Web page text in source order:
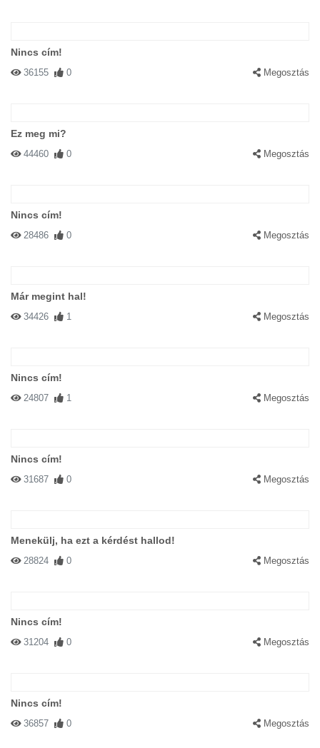
Nincs cím!
36155 0 Megosztás
Ez meg mi?
44460 0 Megosztás
Nincs cím!
28486 0 Megosztás
Már megint hal!
34426 1 Megosztás
Nincs cím!
24807 1 Megosztás
Nincs cím!
31687 0 Megosztás
Menekülj, ha ezt a kérdést hallod!
28824 0 Megosztás
Nincs cím!
31204 0 Megosztás
Nincs cím!
36857 0 Megosztás